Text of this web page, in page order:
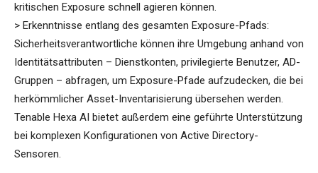
kritischen Exposure schnell agieren können.
> Erkenntnisse entlang des gesamten Exposure-Pfads:
Sicherheitsverantwortliche können ihre Umgebung anhand von
Identitätsattributen – Dienstkonten, privilegierte Benutzer, AD-
Gruppen – abfragen, um Exposure-Pfade aufzudecken, die bei
herkömmlicher Asset-Inventarisierung übersehen werden.
Tenable Hexa AI bietet außerdem eine geführte Unterstützung
bei komplexen Konfigurationen von Active Directory-
Sensoren.